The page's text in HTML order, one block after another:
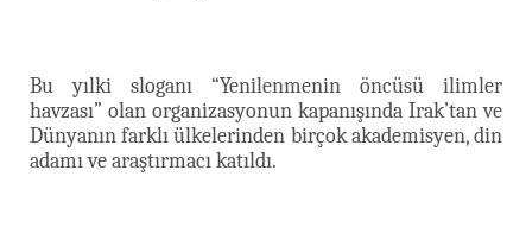
Bu yılki sloganı “Yenilenmenin öncüsü ilimler
havzası” olan organizasyonun kapanışında Irak’tan ve
Dünyanın farklı ülkelerinden birçok akademisyen, din
adamı ve araştırmacı katıldı.